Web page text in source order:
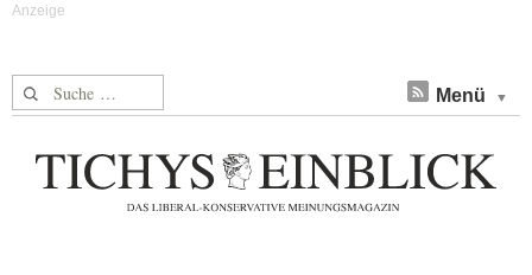
Suche nach: Menü